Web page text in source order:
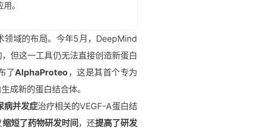
。
域的布局。今年5月，DeepMind
但这一工具仍无法直接创造新蛋白
了AlphaProteo ，这是其首个专为
成新的蛋白结合体。
病并发症治疗相关的VEGF-A蛋白结
缩短了药物研发时间 ，还提高了研发